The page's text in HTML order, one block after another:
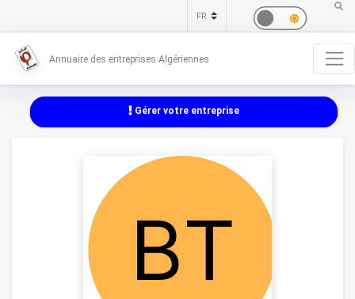
Annuaire des entreprises Algériennes
Gérer votre entreprise